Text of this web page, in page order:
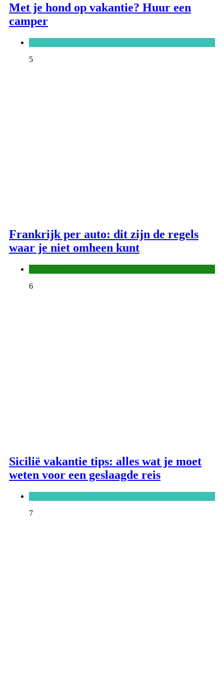
Met je hond op vakantie? Huur een
camper
5
Frankrijk per auto: dit zijn de regels
waar je niet omheen kunt
6
Sicilië vakantie tips: alles wat je moet
weten voor een geslaagde reis
7